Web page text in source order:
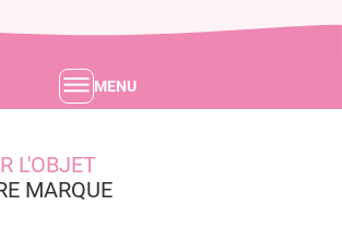
MENU
L'OBJET
MARQUE